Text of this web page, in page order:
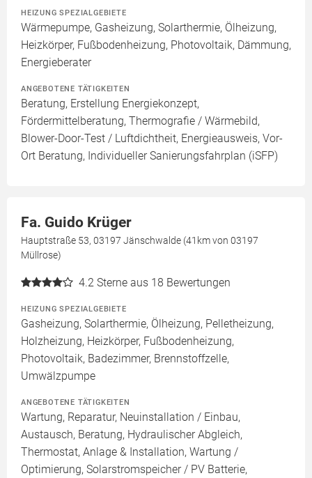
HEIZUNG SPEZIALGEBIETE
Wärmepumpe, Gasheizung, Solarthermie, Ölheizung,
Heizkörper, Fußbodenheizung, Photovoltaik, Dämmung,
Energieberater
ANGEBOTENE TÄTIGKEITEN
Beratung, Erstellung Energiekonzept,
Fördermittelberatung, Thermografie / Wärmebild,
Blower-Door-Test / Luftdichtheit, Energieausweis, Vor-
Ort Beratung, Individueller Sanierungsfahrplan (iSFP)
Fa. Guido Krüger
Hauptstraße 53, 03197 Jänschwalde (41km von 03197
Müllrose)
4.2 Sterne aus 18 Bewertungen
HEIZUNG SPEZIALGEBIETE
Gasheizung, Solarthermie, Ölheizung, Pelletheizung,
Holzheizung, Heizkörper, Fußbodenheizung,
Photovoltaik, Badezimmer, Brennstoffzelle,
Umwälzpumpe
ANGEBOTENE TÄTIGKEITEN
Wartung, Reparatur, Neuinstallation / Einbau,
Austausch, Beratung, Hydraulischer Abgleich,
Thermostat, Anlage & Installation, Wartung /
Optimierung, Solarstromspeicher / PV Batterie,